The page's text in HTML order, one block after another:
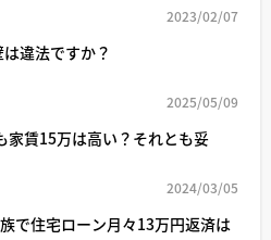
2023/02/07
違法ですか？
2025/05/09
家賃15万は高い？それとも妥
2024/03/05
で住宅ローン月々13万円返済は